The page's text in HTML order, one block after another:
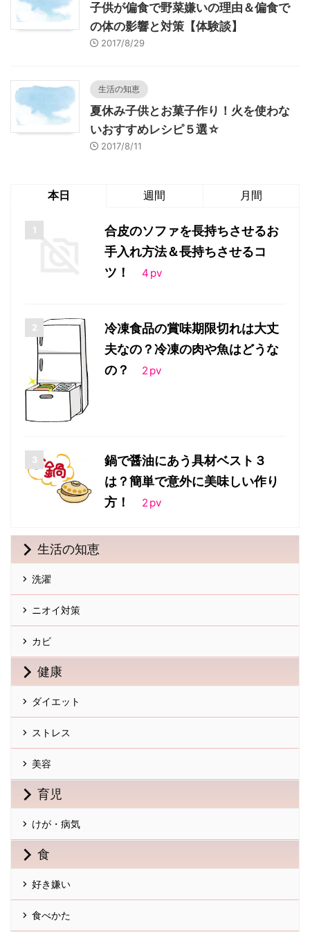
子供が偏食で野菜嫌いの理由＆偏食で
の体の影響と対策【体験談】
2017/8/29
生活の知恵
夏休み子供とお菓子作り！火を使わな
いおすすめレシピ５選☆
2017/8/11
本日 週間 月間
合皮のソファを長持ちさせるお
手入れ方法＆長持ちさせるコ
ツ！
4 pv
冷凍食品の賞味期限切れは大丈
夫なの？冷凍の肉や魚はどうな
の？
2pv
鍋で醤油にあう具材ベスト３
は？簡単で意外に美味しい作り
方！
2 pv
生活の知恵
洗濯
ニオイ対策
カビ
健康
ダイエット
ストレス
美容
育児
けが・病気
食
好き嫌い
食べかた